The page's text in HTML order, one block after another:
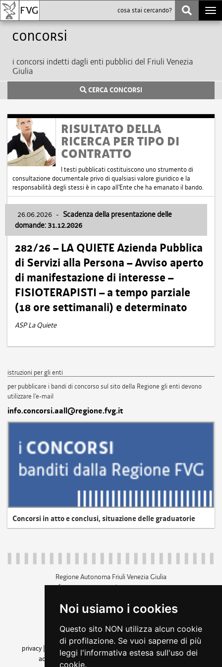
Noi usiamo i cookies
Questo sito NON utilizza alcun cookie
di profilazione. Se vuoi saperne di più
leggi l'informativa estesa sull'uso dei
cookie.
Concorsi
i concorsi indetti dagli enti pubblici del Friuli Venezia
Giulia
CERCA CONCORSI
RISULTATO DELLA
RICERCA PER TIPO DI
CONTRATTO
I testi pubblicati costituiscono uno strumento di
consultazione documentale privo di qualsiasi valore giuridico e la
responsabilità degli stessi è in capo all'Ente che ha emanato il bando.
26.06.2026 - Scadenza della presentazione delle
domande: 31.12.2026
282/26 – LA QUIETE Azienda Pubblica
di Servizi alla Persona – Avviso aperto
di manifestazione di interesse –
FISIOTERAPISTI – a tempo parziale
(18 ore settimanali) e determinato
ASP La Quiete
istruzioni per gli enti
per pubblicare i bandi di concorso sul sito della Regione gli enti devono
utilizzare l'e-mail
info.concorsi.aall@regione.fvg.it
Concorsi in atto e conclusi, situazione delle graduatorie
Regione Autonoma Friuli Venezia Giulia
c.f. 80014930327; p.iva 00526040324
+39 040 3771111
amministrazione trasparente
privacy
cookie |note legali accessibilità
dichiarazione di
accessibilità| feedback cambio preferenze cookie